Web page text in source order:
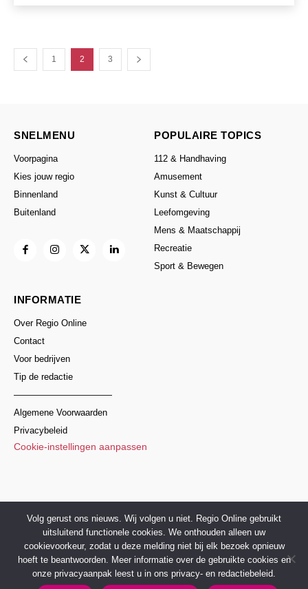
1 2 3
SNELMENU
Voorpagina
Kies jouw regio
Binnenland
Buitenland
POPULAIRE TOPICS
112 & Handhaving
Amusement
Kunst & Cultuur
Leefomgeving
Mens & Maatschappij
Recreatie
Sport & Bewegen
INFORMATIE
Over Regio Online
Contact
Voor bedrijven
Tip de redactie
———————————
Algemene Voorwaarden
Privacybeleid
Cookie-instellingen aanpassen
Volg gerust ons nieuws. Wij volgen u niet. Regio Online gebruikt
uitsluitend functionele cookies. We onthouden alleen uw
cookievoorkeur, zodat u deze melding niet bij elk bezoek opnieuw
hoeft te beantwoorden. Meer informatie over de gebruikte cookies en
onze privacyaanpak leest u in ons privacy- en redactiebeleid.